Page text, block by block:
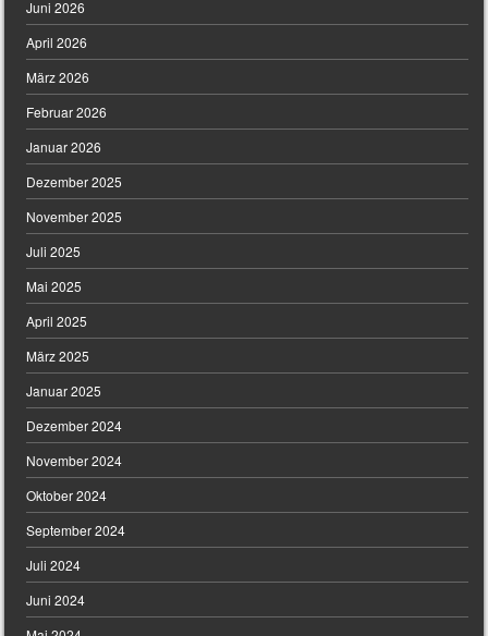
Juni 2026
April 2026
März 2026
Februar 2026
Januar 2026
Dezember 2025
November 2025
Juli 2025
Mai 2025
April 2025
März 2025
Januar 2025
Dezember 2024
November 2024
Oktober 2024
September 2024
Juli 2024
Juni 2024